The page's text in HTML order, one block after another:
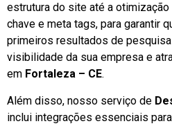
estrutura do site até a
chave e meta tags, para garantir
primeiros resultados de
visibilidade da sua empresa e
em Fortaleza – CE.
Além disso, nosso serviço de
inclui integrações essenciais para